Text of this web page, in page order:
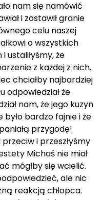
nam się namówić
i zostawił granie
celu naszej
o wszystkich
że
z każdej z nich.
chciałby najbardziej
odpowiedział że
nam, że jego kuzyn
było bardzo fajnie i że
przygodę!
i przeszłyśmy
Michaś nie miał
mógłby się wcielić.
ale nic
reakcją chłopca.